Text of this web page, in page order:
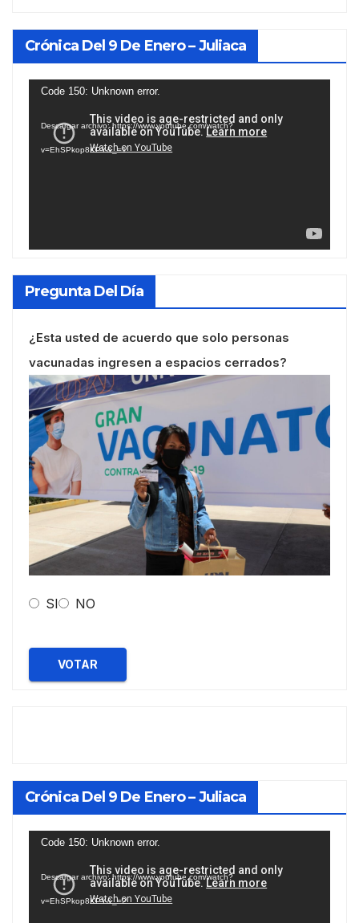
Crónica Del 9 De Enero – Juliaca
Reproductor
vídeo
Code 150: Unknown error.
Descargar archivo: https://www.youtube.com/watch?
v=EhSPkop8KPY&_=1
Pregunta Del Día
¿Esta usted de acuerdo que solo personas
vacunadas ingresen a espacios cerrados?
SI NO
VOTAR
Crónica Del 9 De Enero – Juliaca
Reproductor
vídeo
Code 150: Unknown error.
Descargar archivo: https://www.youtube.com/watch?
v=EhSPkop8KPY&_=2